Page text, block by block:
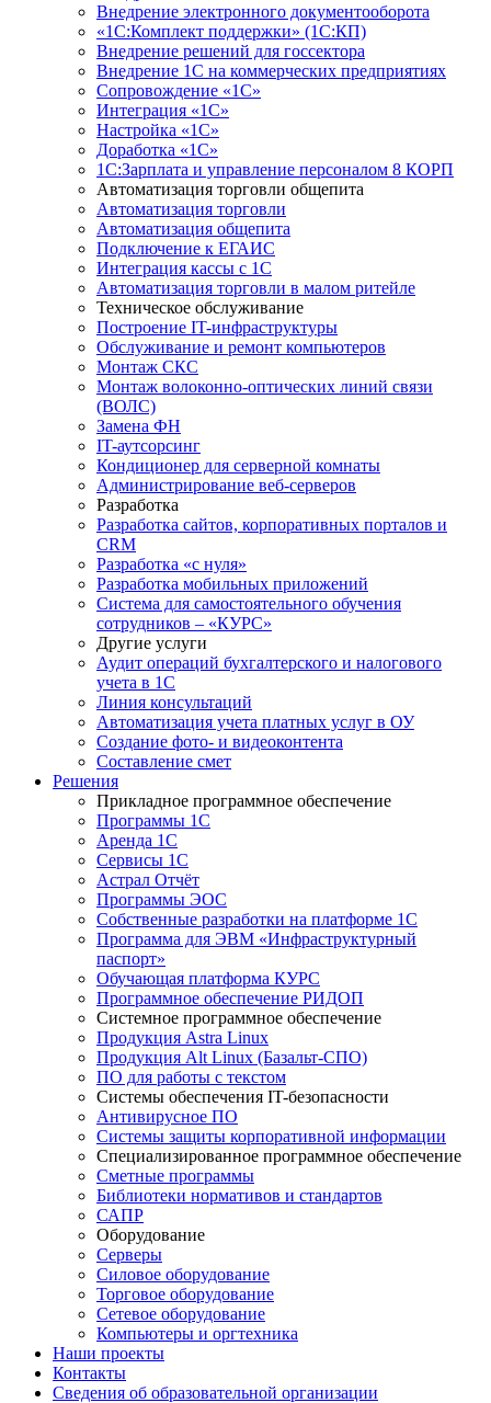
Внедрение электронного документооборота
«1С:Комплект поддержки» (1С:КП)
Внедрение решений для госсектора
Внедрение 1С на коммерческих предприятиях
Сопровождение «1С»
Интеграция «1С»
Настройка «1С»
Доработка «1С»
1С:Зарплата и управление персоналом 8 КОРП
Автоматизация торговли общепита
Автоматизация торговли
Автоматизация общепита
Подключение к ЕГАИС
Интеграция кассы с 1С
Автоматизация торговли в малом ритейле
Техническое обслуживание
Построение IT-инфраструктуры
Обслуживание и ремонт компьютеров
Монтаж СКС
Монтаж волоконно-оптических линий связи
(ВОЛС)
Замена ФН
IT-аутсорсинг
Кондиционер для серверной комнаты
Администрирование веб-серверов
Разработка
Разработка сайтов, корпоративных порталов и
CRM
Разработка «с нуля»
Разработка мобильных приложений
Система для самостоятельного обучения
сотрудников – «КУРС»
Другие услуги
Аудит операций бухгалтерского и налогового
учета в 1С
Линия консультаций
Автоматизация учета платных услуг в ОУ
Создание фото- и видеоконтента
Составление смет
Решения
Прикладное программное обеспечение
Программы 1С
Аренда 1С
Сервисы 1С
Астрал Отчёт
Программы ЭОС
Собственные разработки на платформе 1С
Программа для ЭВМ «Инфраструктурный
паспорт»
Обучающая платформа КУРС
Программное обеспечение РИДОП
Системное программное обеспечение
Продукция Astra Linux
Продукция Alt Linux (Базальт-СПО)
ПО для работы с текстом
Системы обеспечения IT-безопасности
Антивирусное ПО
Системы защиты корпоративной информации
Специализированное программное обеспечение
Сметные программы
Библиотеки нормативов и стандартов
САПР
Оборудование
Серверы
Силовое оборудование
Торговое оборудование
Сетевое оборудование
Компьютеры и оргтехника
Наши проекты
Контакты
Сведения об образовательной организации